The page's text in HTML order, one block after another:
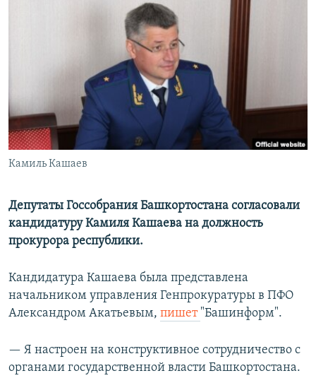
РАСПИСАНИЕ ВЕЩАНИЯ
ПОДПИШИТЕСЬ НА РАССЫЛКУ
СОЦИАЛЬНЫЕ СЕТИ
Все сайты РСЕ/РС
Камиль Кашаев
Депутаты Госсобрания Башкортостана согласовали
кандидатуру Камиля Кашаева на должность
прокурора республики.
Кандидатура Кашаева была представлена
начальником управления Генпрокуратуры в ПФО
Александром Акатьевым, пишет "Башинформ".
— Я настроен на конструктивное сотрудничество с
органами государственной власти Башкортостана.